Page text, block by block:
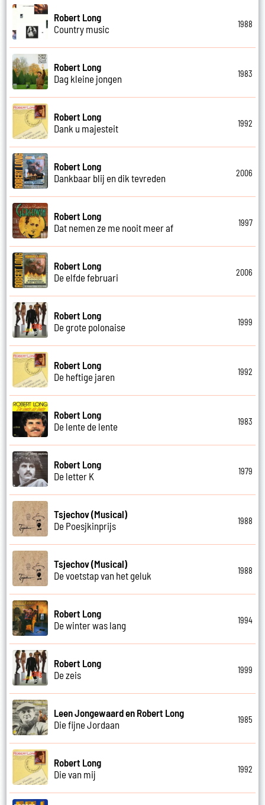
Robert Long
Country music
1988
Robert Long
Dag kleine jongen
1983
Robert Long
Dank u majesteit
1992
Robert Long
Dankbaar blij en dik tevreden
2006
Robert Long
Dat nemen ze me nooit meer af
1997
Robert Long
De elfde februari
2006
Robert Long
De grote polonaise
1999
Robert Long
De heftige jaren
1992
Robert Long
De lente de lente
1983
Robert Long
De letter K
1979
Tsjechov (Musical)
De Poesjkinprijs
1988
Tsjechov (Musical)
De voetstap van het geluk
1988
Robert Long
De winter was lang
1994
Robert Long
De zeis
1999
Leen Jongewaard en Robert Long
Die fijne Jordaan
1985
Robert Long
Die van mij
1992